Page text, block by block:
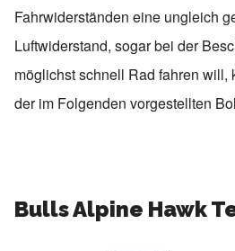
Fahrwiderständen eine ungleich
Luftwiderstand, sogar bei der
möglichst schnell Rad fahren will,
der im Folgenden vorgestellten
Bulls Alpine Hawk